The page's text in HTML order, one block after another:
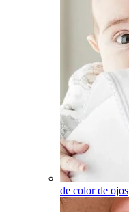
de color de ojos